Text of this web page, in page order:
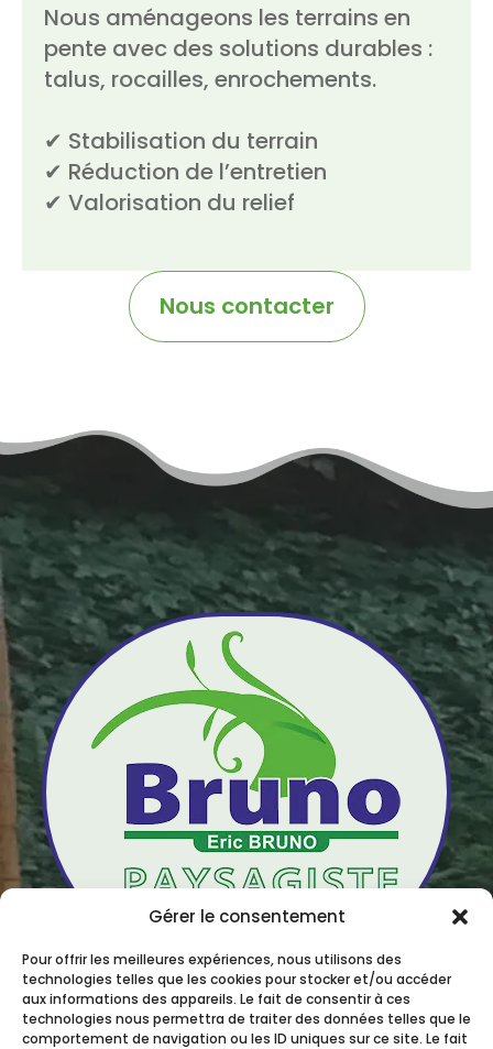
Gérer le consentement
Pour offrir les meilleures expériences, nous utilisons des
technologies telles que les cookies pour stocker et/ou accéder
aux informations des appareils. Le fait de consentir à ces
technologies nous permettra de traiter des données telles que le
comportement de navigation ou les ID uniques sur ce site. Le fait
Nous aménageons les terrains en
pente avec des solutions durables :
talus, rocailles, enrochements.
✔ Stabilisation du terrain
✔ Réduction de l’entretien
✔ Valorisation du relief
Nous contacter
Depuis 1986
25 Rue du Bois Monzil le Haut, 42390
Villars